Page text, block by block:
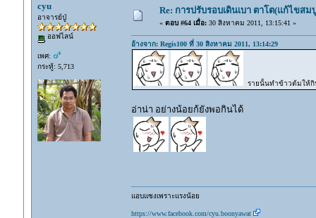
cyu
อาจารย์ปู่
ออฟไลน์
เพศ:
กระทู้: 5,713
Re: การปรับรอบเดินเบา ตาโต(แก้ไขส
« ตอบ #64 เมื่อ:30 สิงหาคม 2011, 13:15:41 »
อ้างจาก: Regis100 ที่ 30 สิงหาคม 2011, 13:14:29
รายนั้นทำข้าวต้มให้กิ
อ่าน่า อย่างน้อยก้ยังพอกินได้
แอบแซงเพราะแรงน้อย
https://www.facebook.com/cyu.boonyawat